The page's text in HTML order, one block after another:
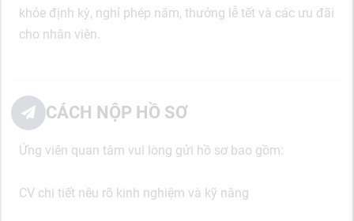
khỏe định kỳ, nghỉ phép năm, thưởng lễ tết và các ưu đãi
cho nhân viên.
CÁCH NỘP HỒ SƠ
Ứng viên quan tâm vui lòng gửi hồ sơ bao gồm:
CV chi tiết nêu rõ kinh nghiệm và kỹ năng